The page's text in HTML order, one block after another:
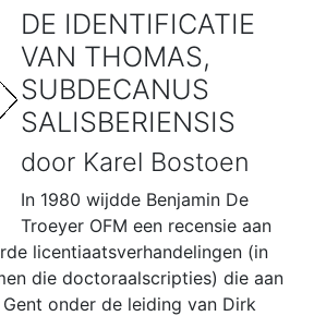
DE IDENTIFICATIE
VAN THOMAS,
SUBDECANUS
SALISBERIENSIS
door Karel Bostoen
In 1980 wijdde Benjamin De
Troeyer OFM een recensie aan
licentiaatsverhandelingen (in
die doctoraalscripties) die aan
onder de leiding van Dirk